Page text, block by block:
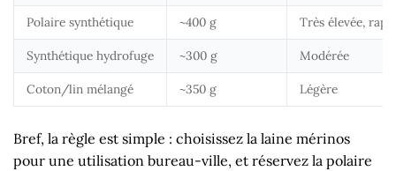
Polaire synthétique ~400 g Très élevée,
Synthétique hydrofuge ~300 g Modérée
Coton/lin mélangé ~350 g Légère
Bref, la règle est simple : choisissez la laine mérinos
pour une utilisation bureau-ville, et réservez la polaire